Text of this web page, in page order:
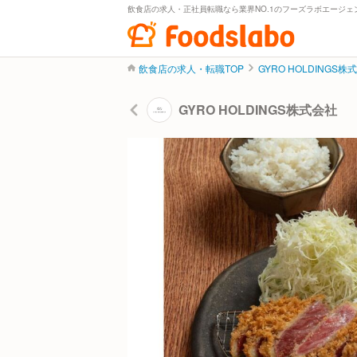
飲食店の求人・正社員転職なら業界NO.1のフーズラボエージェ
飲食店の求人・転職TOP GYRO HOLDINGS株
GYRO HOLDINGS株式会社